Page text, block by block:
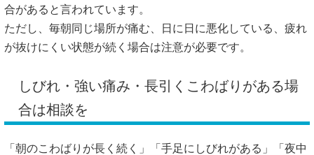
合があると言われています。
ただし、毎朝同じ場所が痛む、日に日に悪化している、疲れ
が抜けにくい状態が続く場合は注意が必要です。
しびれ・強い痛み・長引くこわばりがある場
合は相談を
「朝のこわばりが長く続く」「手足にしびれがある」「夜中